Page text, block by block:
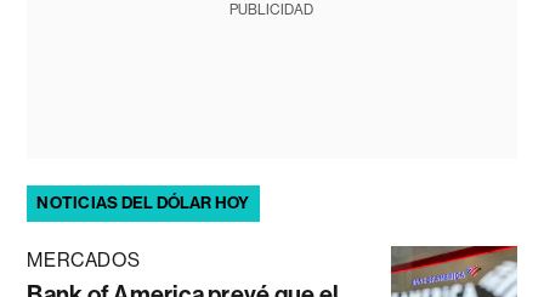
PUBLICIDAD
NOTICIAS DEL DÓLAR HOY
MERCADOS